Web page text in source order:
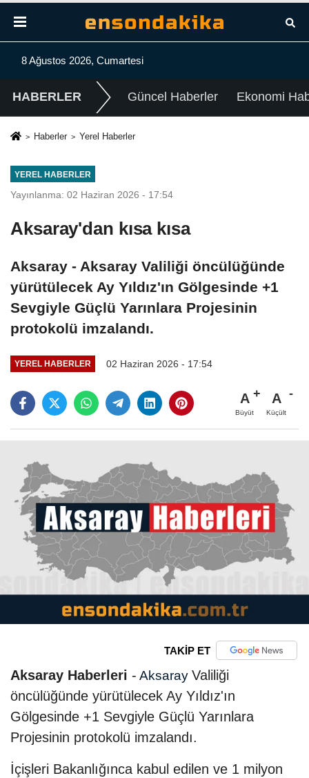
8 Ağustos 2026, Cumartesi
HABERLER Güncel Haberler Ekonomi
Haberler Yerel Haberler
YEREL HABERLER
Yayınlanma: 02 Haziran 2026 - 17:54
Aksaray'dan kısa kısa
Aksaray - Aksaray Valiliği öncülüğünde
yürütülecek Ay Yıldız'ın Gölgesinde +1
Sevgiyle Güçlü Yarınlara Projesinin
protokolü imzalandı.
YEREL HABERLER 02 Haziran 2026 - 17:54
A
Büyüt
A
Küçült
TAKİP ET
Aksaray Haberleri - Aksaray Valiliği
öncülüğünde yürütülecek Ay Yıldız'ın
Gölgesinde +1 Sevgiyle Güçlü Yarınlara
Projesinin protokolü imzalandı.
İçişleri Bakanlığınca kabul edilen ve 1 milyon